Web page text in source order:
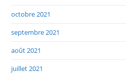
octobre 2021
septembre 2021
août 2021
juillet 2021